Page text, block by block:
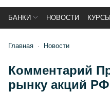
БАНКИ НОВОСТИ
Главная Новости
Комментарий
рынку акций РФ